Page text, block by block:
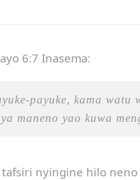
6:7 Inasema:
payuke, kama
maneno yao kuwa
nyingine hilo neno